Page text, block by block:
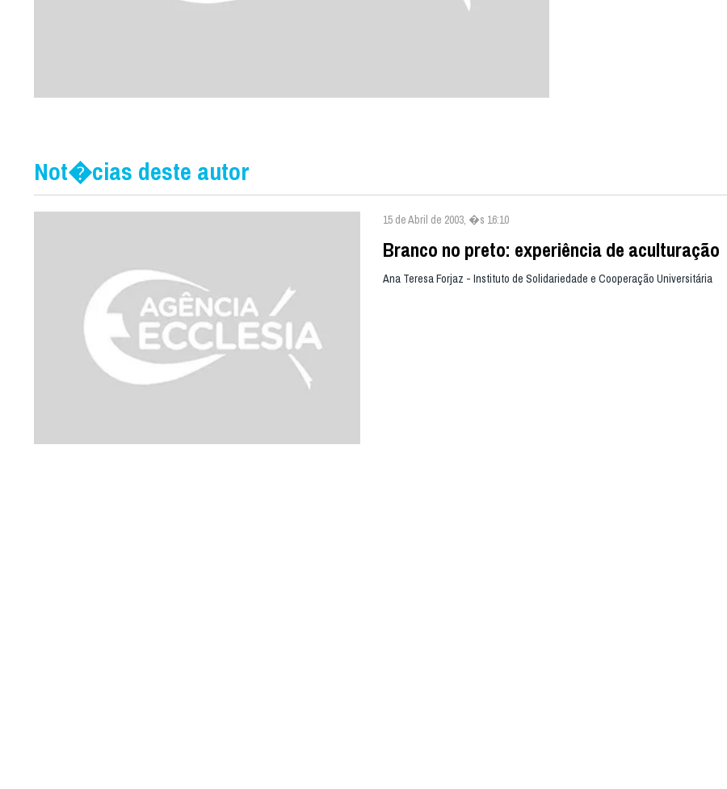
Not�cias deste autor
15 de Abril de 2003, �s 16:10
Branco no preto: experiência de aculturação
Ana Teresa Forjaz - Instituto de Solidariedade e Cooperação Universitária